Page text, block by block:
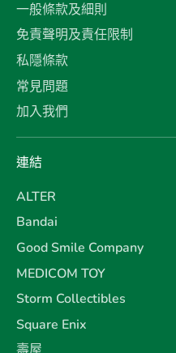
一般條款及細則
免責聲明及責任限制
私隱條款
常見問題
加入我們
連結
ALTER
Bandai
Good Smile Company
MEDICOM TOY
Storm Collectibles
Square Enix